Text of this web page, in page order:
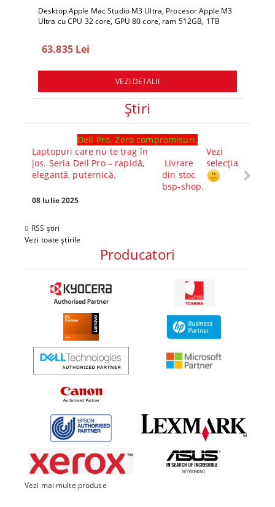
Desktop Apple Mac Studio M3 Ultra, Procesor Apple M3
Ultra cu CPU 32 core, GPU 80 core, ram 512GB, 1TB
63.835 Lei
VEZI DETALII
Ştiri
Dell Pro. Zero compromisuri.
Laptopuri care nu te trag în
jos. Seria Dell Pro – rapidă,
elegantă, puternică.
Livrare
din stoc
bsp-shop.
Vezi
selecția
08 Iulie 2025
RSS știri
Vezi toate știrile
Producatori
Vezi mai multe produse